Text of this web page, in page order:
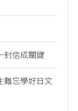
封信成關鍵
難忘學好日文